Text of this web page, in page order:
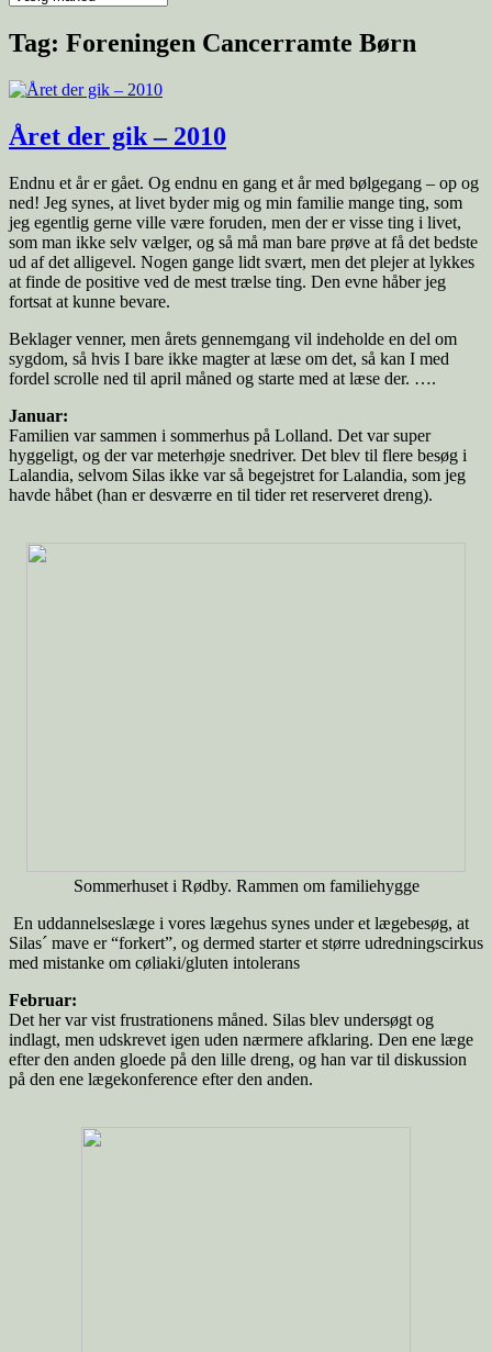
Tag: Foreningen Cancerramte Børn
Året der gik – 2010
Endnu et år er gået. Og endnu en gang et år med bølgegang – op og
ned! Jeg synes, at livet byder mig og min familie mange ting, som
jeg egentlig gerne ville være foruden, men der er visse ting i livet,
som man ikke selv vælger, og så må man bare prøve at få det bedste
ud af det alligevel. Nogen gange lidt svært, men det plejer at lykkes
at finde de positive ved de mest trælse ting. Den evne håber jeg
fortsat at kunne bevare.
Beklager venner, men årets gennemgang vil indeholde en del om
sygdom, så hvis I bare ikke magter at læse om det, så kan I med
fordel scrolle ned til april måned og starte med at læse der. ….
Januar:
Familien var sammen i sommerhus på Lolland. Det var super
hyggeligt, og der var meterhøje snedriver. Det blev til flere besøg i
Lalandia, selvom Silas ikke var så begejstret for Lalandia, som jeg
havde håbet (han er desværre en til tider ret reserveret dreng).
Sommerhuset i Rødby. Rammen om familiehygge
En uddannelseslæge i vores lægehus synes under et lægebesøg, at
Silas´ mave er “forkert”, og dermed starter et større udredningscirkus
med mistanke om cøliaki/gluten intolerans
Februar:
Det her var vist frustrationens måned. Silas blev undersøgt og
indlagt, men udskrevet igen uden nærmere afklaring. Den ene læge
efter den anden gloede på den lille dreng, og han var til diskussion
på den ene lægekonference efter den anden.